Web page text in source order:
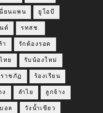
ยนแพน ยูโอบี
ต์ รทสช.
า รักต้องรอด
ทย รับน้องใหม่
ราชภัฏ ร้องเรียน
ง ลำไย ลูกจ้าง
อล วังน้ำเขียว